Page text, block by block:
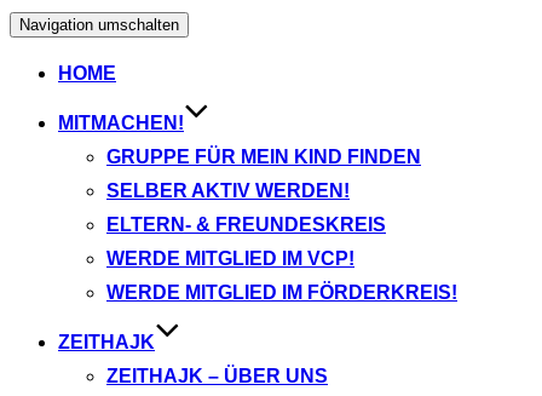
Navigation umschalten
HOME
MITMACHEN!
GRUPPE FÜR MEIN KIND FINDEN
SELBER AKTIV WERDEN!
ELTERN- & FREUNDESKREIS
WERDE MITGLIED IM VCP!
WERDE MITGLIED IM FÖRDERKREIS!
ZEITHAJK
ZEITHAJK – ÜBER UNS